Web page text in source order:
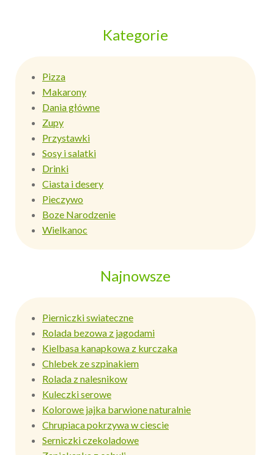
Kategorie
Pizza
Makarony
Dania główne
Zupy
Przystawki
Sosy i salatki
Drinki
Ciasta i desery
Pieczywo
Boze Narodzenie
Wielkanoc
Najnowsze
Pierniczki swiateczne
Rolada bezowa z jagodami
Kielbasa kanapkowa z kurczaka
Chlebek ze szpinakiem
Rolada z nalesnikow
Kuleczki serowe
Kolorowe jajka barwione naturalnie
Chrupiaca pokrzywa w ciescie
Serniczki czekoladowe